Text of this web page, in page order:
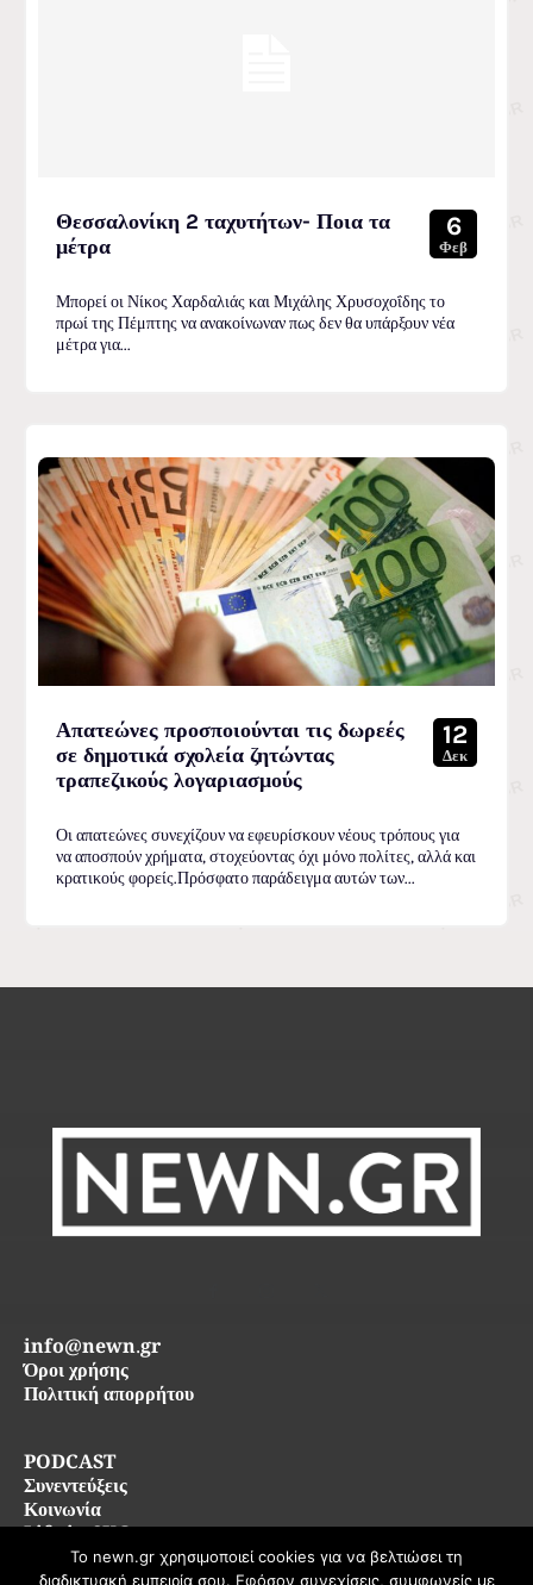
Θεσσαλονίκη 2 ταχυτήτων- Ποια τα
μέτρα
6
Φεβ
Μπορεί οι Νίκος Χαρδαλιάς και Μιχάλης Χρυσοχοΐδης το
πρωί της Πέμπτης να ανακοίνωναν πως δεν θα υπάρξουν νέα
μέτρα για...
Απατεώνες προσποιούνται τις δωρεές
σε δημοτικά σχολεία ζητώντας
τραπεζικούς λογαριασμούς
12
Δεκ
Οι απατεώνες συνεχίζουν να εφευρίσκουν νέους τρόπους για
να αποσπούν χρήματα, στοχεύοντας όχι μόνο πολίτες, αλλά και
κρατικούς φορείς.Πρόσφατο παράδειγμα αυτών των...
PODCAST
Συνεντεύξεις
Κοινωνία
Life in SKG
info@newn.gr
Όροι χρήσης
Πολιτική απορρήτου
Το newn.gr χρησιμοποιεί cookies για να βελτιώσει τη
διαδικτυακή εμπειρία σου. Εφόσον συνεχίσεις, συμφωνείς με